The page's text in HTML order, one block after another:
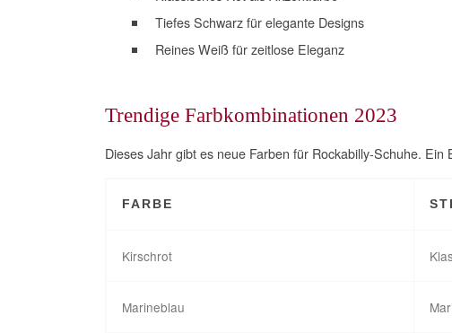
Tiefes Schwarz für elegante Designs
Reines Weiß für zeitlose Eleganz
Trendige Farbkombinationen 2023
Dieses Jahr gibt es neue Farben für Rockabilly-Schuhe. Ein
FARBE
Kirschrot
Marineblau